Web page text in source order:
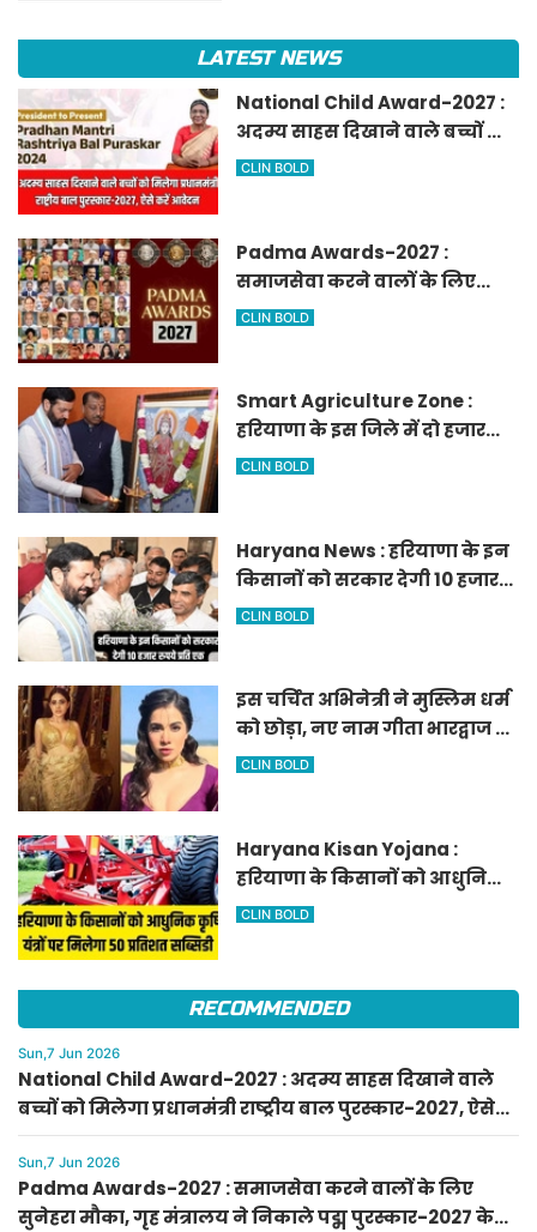
LATEST NEWS
National Child Award-2027 :
अदम्य साहस दिखाने वाले बच्चों को
मिलेगा प्रधानमंत्री राष्ट्रीय बाल
CLIN BOLD
Padma Awards-2027 :
समाजसेवा करने वालों के लिए
सुनेहरा मौका, गृह मंत्रालय ने
CLIN BOLD
Smart Agriculture Zone :
हरियाणा के इस जिले में दो हजार
एकड़ में बनेगा स्मार्ट एग्रीकल्चर
CLIN BOLD
Haryana News : हरियाणा के इन
किसानों को सरकार देगी 10 हजार
रुपये प्रति एकड़, सीएम सैनी की
CLIN BOLD
इस चर्चित अभिनेत्री ने मुस्लिम धर्म
को छोड़ा, नए नाम गीता भारद्वाज से
हो रही वायरल
CLIN BOLD
Haryana Kisan Yojana :
हरियाणा के किसानों को आधुनिक
कृषि यंत्रों पर मिलेगा 50 प्रतिशत
CLIN BOLD
RECOMMENDED
Sun,7 Jun 2026
National Child Award-2027 : अदम्य साहस दिखाने वाले
बच्चों को मिलेगा प्रधानमंत्री राष्ट्रीय बाल पुरस्कार-2027, ऐसे
करें आवेदन
Sun,7 Jun 2026
Padma Awards-2027 : समाजसेवा करने वालों के लिए
सुनेहरा मौका, गृह मंत्रालय ने निकाले पद्म पुरस्कार-2027 के